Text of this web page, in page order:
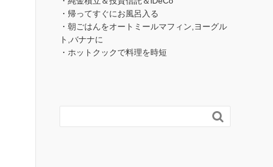
・帰ってすぐにお風呂入る
・朝ごはんをオートミールマフィン,ヨーグル
ト,バナナに
・ホットクックで料理を時短
